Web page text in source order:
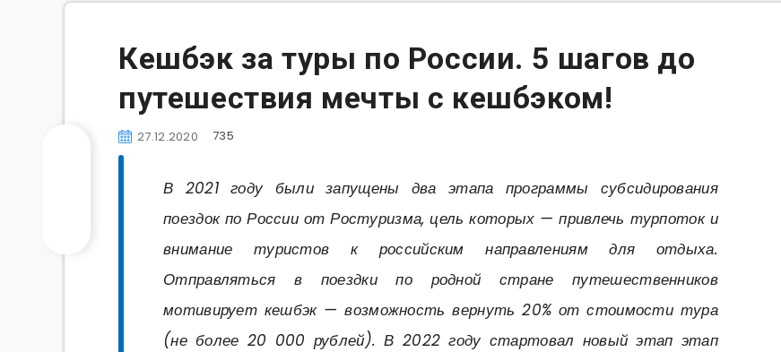
Кешбэк за туры по России. 5 шагов до
путешествия мечты с кешбэком!
27.12.2020 735
В 2021 году были запущены два этапа программы субсидирования
поездок по России от Ростуризма, цель которых — привлечь турпоток и
внимание туристов к российским направлениям для отдыха.
Отправляться в поездки по родной стране путешественников
мотивирует кешбэк — возможность вернуть 20% от стоимости тура
(не более 20 000 рублей). В 2022 году стартовал новый этап этап